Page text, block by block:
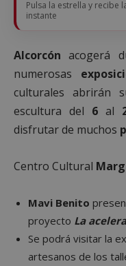
Pulsa la estrella y recibe
instante
Alcorcón acogerá
numerosas
culturales abrirán
escultura del 6 al
disfrutar de muchos
Centro Cultural
Mavi Benito
proyecto La
Se podrá visitar la
artesanos de los